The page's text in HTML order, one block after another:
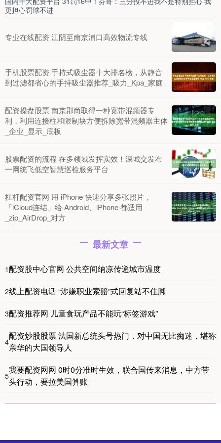
更担心罚球不进
专业在线配资 江阴至南京浦口高效物流专线
手机股票配资 手持式吸尘器十大排名榜，从静音
到过滤都省心的手持吸尘器推荐_吸力_Kpa_家庭
配资操盘股票 南京郡尚取得一种宽带混频器专
利，利用连接柱和限制块方便拆除宽带混频器主体
_企业_显示_底板
股票配资的流程 在多领域发挥实效！深城交发布
一网统飞低空智慧巡检服务平台
杠杆配资官网 用 iPhone 快速分享多张照片，
「iCloud连结」给 Android、iPhone 都适用
_zip_AirDrop_对方
最新文章
1配资股中心官网 公共空间纳凉传递城市温度
2线上配资电话 “涉嫌职业索赔”式回复站不住脚
3配资推荐网 儿童食玩产品不能玩“标签游戏”
4
配资炒股股票 法国新总统头号热门，对中国无比痴迷，堪称
亲华的大国领导人
5
我要配资网网 0时0分准时生效，联合国传来消息，中方带
头行动，要拉美国算账